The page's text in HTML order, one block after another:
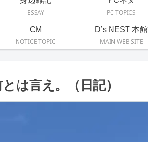
ESSAY
PC TOPICS
CM
NOTICE TOPIC
D’s NEST 本館
MAIN WEB SITE
は言え。（日記）